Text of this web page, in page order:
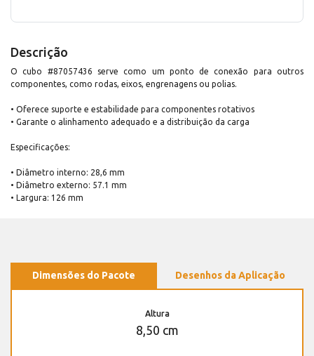
Descrição
O cubo #87057436 serve como um ponto de conexão para outros
componentes, como rodas, eixos, engrenagens ou polias.
• Oferece suporte e estabilidade para componentes rotativos
• Garante o alinhamento adequado e a distribuição da carga
Especificações:
• Diâmetro interno: 28,6 mm
• Diâmetro externo: 57.1 mm
• Largura: 126 mm
Dimensões do Pacote Desenhos da Aplicação
Altura
8,50 cm